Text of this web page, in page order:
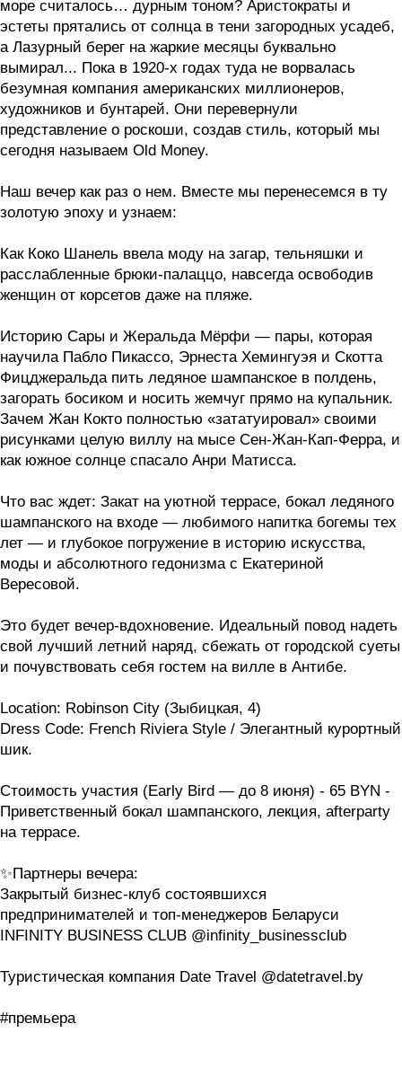
море считалось… дурным тоном? Аристократы и
эстеты прятались от солнца в тени загородных усадеб,
а Лазурный берег на жаркие месяцы буквально
вымирал... Пока в 1920-х годах туда не ворвалась
безумная компания американских миллионеров,
художников и бунтарей. Они перевернули
представление о роскоши, создав стиль, который мы
сегодня называем Old Money.
Наш вечер как раз о нем. Вместе мы перенесемся в ту
золотую эпоху и узнаем:
Как Коко Шанель ввела моду на загар, тельняшки и
расслабленные брюки-палаццо, навсегда освободив
женщин от корсетов даже на пляже.
Историю Сары и Жеральда Мёрфи — пары, которая
научила Пабло Пикассо, Эрнеста Хемингуэя и Скотта
Фицджеральда пить ледяное шампанское в полдень,
загорать босиком и носить жемчуг прямо на купальник.
Зачем Жан Кокто полностью «зататуировал» своими
рисунками целую виллу на мысе Сен-Жан-Кап-Ферра, и
как южное солнце спасало Анри Матисса.
Что вас ждет: Закат на уютной террасе, бокал ледяного
шампанского на входе — любимого напитка богемы тех
лет — и глубокое погружение в историю искусства,
моды и абсолютного гедонизма с Екатериной
Вересовой.
Это будет вечер-вдохновение. Идеальный повод надеть
свой лучший летний наряд, сбежать от городской суеты
и почувствовать себя гостем на вилле в Антибе.
Location: Robinson City (Зыбицкая, 4)
Dress Code: French Riviera Style / Элегантный курортный
шик.
Стоимость участия (Early Bird — до 8 июня) - 65 BYN -
Приветственный бокал шампанского, лекция, afterparty
на террасе.
✨Партнеры вечера:
Закрытый бизнес-клуб состоявшихся
предпринимателей и топ-менеджеров Беларуси
INFINITY BUSINESS CLUB @infinity_businessclub
Туристическая компания Date Travel @datetravel.by
#премьера